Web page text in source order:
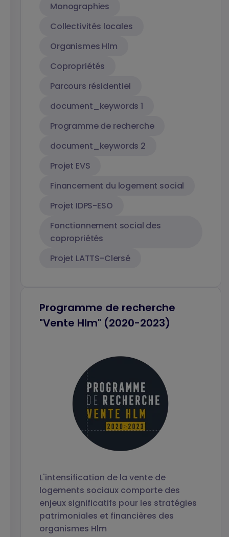
Monographies
Collectivités locales
Organismes Hlm
Copropriétés
Parcours résidentiel
document_keywords 1
Programme de recherche
document_keywords 2
Projet EVS
Financement du logement social
Projet IDPS-ESO
Fonctionnement social des
copropriétés
Projet LATTS-Clersé
Programme de recherche
"Vente Hlm" (2020-2023)
L'intensification de la vente de
logements sociaux comporte des
enjeux significatifs pour les stratégies
patrimoniales et financières des
organismes Hlm